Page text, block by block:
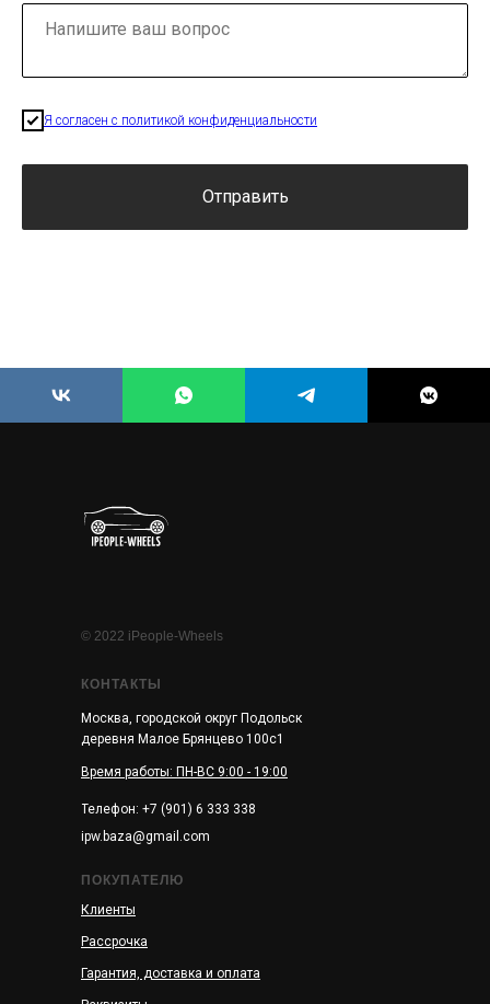
Я согласен с политикой конфиденциальности
Отправить
КОНТАКТЫ
Москва, городской округ Подольск
деревня Малое Брянцево 100с1
ipw.baza@gmail.com
Гарантия, доставка и оплата
Рассрочка
Клиенты
ПОКУПАТЕЛЮ
© 2022 iPeople-Wheels
Телефон: +7 (901) 6 333 338
Время работы: ПН-ВС 9:00 - 19:00